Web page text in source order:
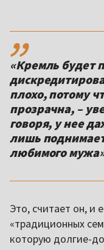
,,
«Кремль будет
плохо, потому
прозрачна, –
говоря, у нее
лишь
любимого
Это, считает он, и
«традиционных
которую долгие-